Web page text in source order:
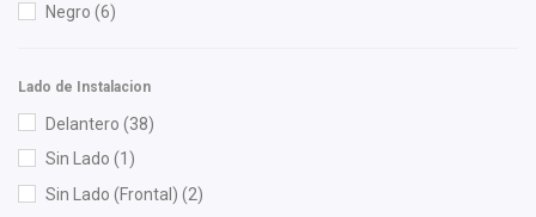
SKF(2)
SYD(2)
Timken(1)
Negro (6)
Lado de Instalacion
Delantero (38)
Sin Lado (1)
Sin Lado (Frontal) (2)